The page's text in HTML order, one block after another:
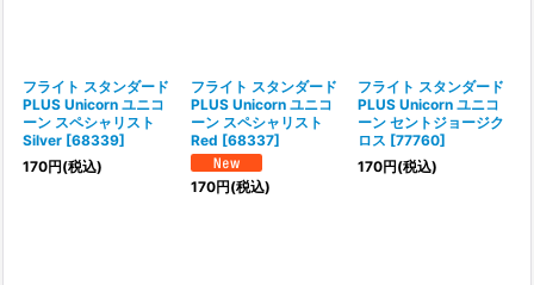
フライト スタンダード
PLUS Unicorn ユニコ
ーン スペシャリスト
Silver [68339]
170円(税込)
フライト スタンダード
PLUS Unicorn ユニコ
ーン スペシャリスト
Red [68337]
170円(税込)
フライト スタンダード
PLUS Unicorn ユニコ
ーン セントジョージク
ロス [77760]
170円(税込)